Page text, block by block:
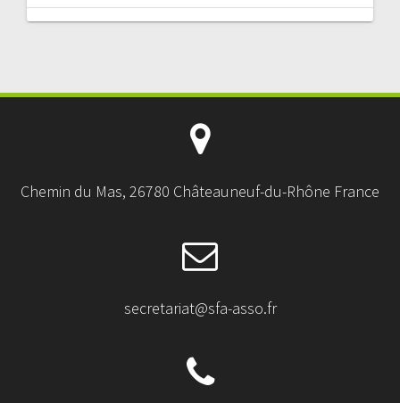
Chemin du Mas, 26780 Châteauneuf-du-Rhône France
secretariat@sfa-asso.fr